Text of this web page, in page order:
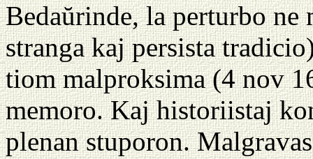
Bedaŭrinde, la perturbo ne
stranga kaj persista
tiom malproksima (4 nov
memoro. Kaj historiistaj
plenan stuporon.